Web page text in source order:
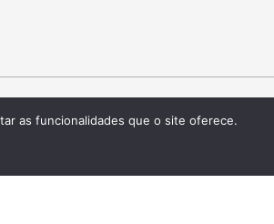
Desenvolvido pela
as funcionalidades que o site oferece.